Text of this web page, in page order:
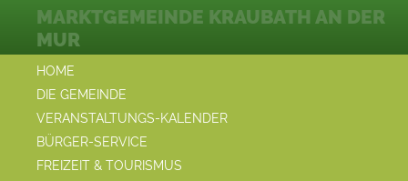
HOME
DIE GEMEINDE
VERANSTALTUNGS-KALENDER
BÜRGER-SERVICE
FREIZEIT & TOURISMUS
MARKTGEMEINDE KRAUBATH AN DER
MUR